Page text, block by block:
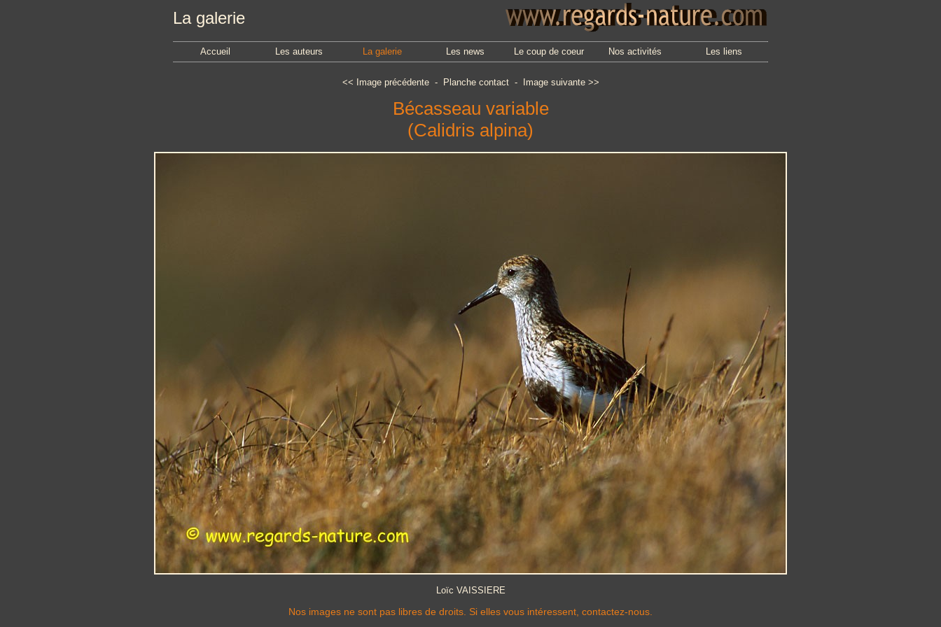
La galerie
Accueil Les auteurs La galerie Les news Le coup de coeur Nos activités Les liens
<< Image précédente- Planche contact- Image suivante>>
Bécasseau variable
(Calidris alpina)
Loïc VAISSIERE
Nos images ne sont pas libres de droits. Si elles vous intéressent, contactez-nous.